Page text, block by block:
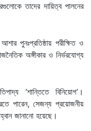
তাদের দায়িত্ব পালনের
পুনঃপ্রতিষ্ঠায় পরীক্ষিত ও
অঙ্গীকার ও নির্ভরযোগ্য
‘শান্তিতে বিনিয়োগ’।
পারেন, সেজন্য প্রয়োজনীয়
জানানো হয়েছে।